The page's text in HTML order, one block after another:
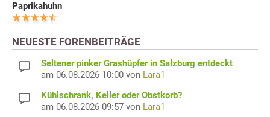
Paprikahuhn
NEUESTE FORENBEITRÄGE
Seltener pinker Grashüpfer in Salzburg entdeckt
am 06.08.2026 10:00 von Lara1
Kühlschrank, Keller oder Obstkorb?
am 06.08.2026 09:57 von Lara1